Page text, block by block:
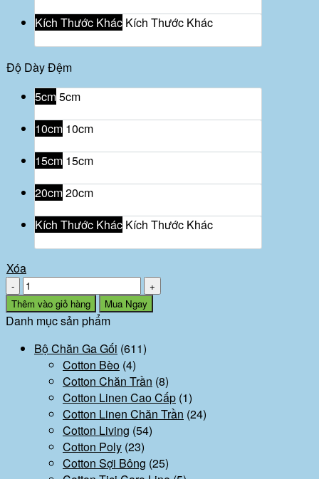
Kích Thước Khác Kích Thước Khác
Độ Dày Đệm
5cm5cm
10cm 10cm
15cm 15cm
20cm20cm
Kích Thước Khác Kích Thước Khác
Xóa
Mã:
3
số
Thêm vào giỏ hàng Mua Ngay
Danh mục sản phẩm
Bộ Chăn Ga Gối (611)
Cotton Bèo (4)
Cotton Chăn Trần (8)
Cotton Linen Cao Cấp (1)
Cotton Linen Chăn Trần (24)
Cotton Living (54)
Cotton Poly (23)
Cotton Sợi Bông (25)